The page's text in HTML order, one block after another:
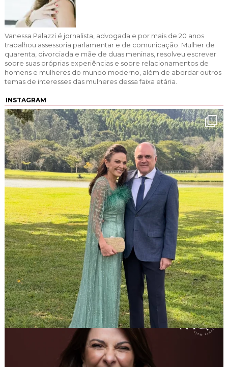
Vanessa Palazzi é jornalista, advogada e por mais de 20 anos
trabalhou assessoria parlamentar e de comunicação. Mulher de
quarenta, divorciada e mãe de duas meninas, resolveu escrever
sobre suas próprias experiências e sobre relacionamentos de
homens e mulheres do mundo moderno, além de abordar outros
temas de interesses das mulheres dessa faixa etária.
INSTAGRAM